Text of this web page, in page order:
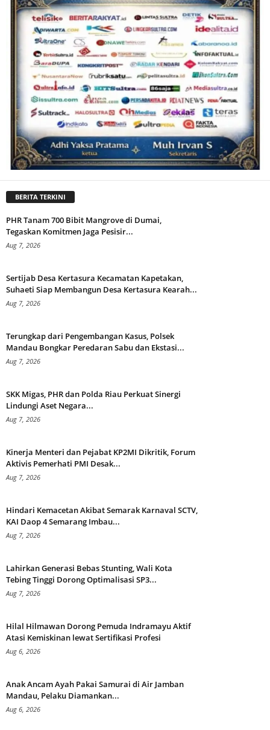
BERITA TERKINI
PHR Tanam 700 Bibit Mangrove di Dumai,
Tegaskan Komitmen Jaga Pesisir...
Aug 7, 2026
Sertijab Desa Kertasura Kecamatan Kapetakan,
Suhaeti Siap Membangun Desa Kertasura Kearah...
Aug 7, 2026
Terungkap dari Pengembangan Kasus, Polsek
Mandau Bongkar Peredaran Sabu dan Ekstasi...
Aug 7, 2026
SKK Migas, PHR dan Polda Riau Perkuat Sinergi
Lindungi Aset Negara...
Aug 7, 2026
Kinerja Menteri dan Pejabat KP2MI Dikritik, Forum
Aktivis Pemerhati PMI Desak...
Aug 7, 2026
Hindari Kemacetan Akibat Semarak Karnaval SCTV,
KAI Daop 4 Semarang Imbau...
Aug 7, 2026
Lahirkan Generasi Bebas Stunting, Wali Kota
Tebing Tinggi Dorong Optimalisasi SP3...
Aug 7, 2026
Hilal Hilmawan Dorong Pemuda Indramayu Aktif
Atasi Kemiskinan lewat Sertifikasi Profesi
Aug 6, 2026
Anak Ancam Ayah Pakai Samurai di Air Jamban
Mandau, Pelaku Diamankan...
Aug 6, 2026